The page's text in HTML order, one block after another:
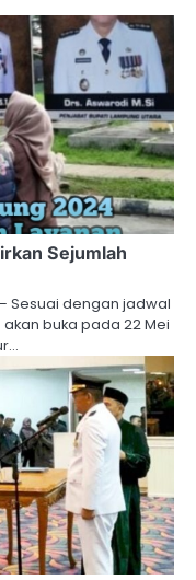
Sejumlah
– Sesuai dengan jadwal
buka pada 22 Mei